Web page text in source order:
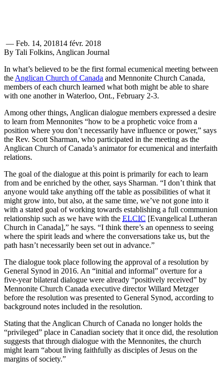
— Feb. 14, 201814 févr. 2018
By Tali Folkins, Anglican Journal
In what’s believed to be the first formal ecumenical meeting between
the Anglican Church of Canada and Mennonite Church Canada,
members of each church learned what both might be able to share
with one another in Waterloo, Ont., February 2-3.
Among other things, Anglican dialogue members expressed a desire
to learn from Mennonites “how to be a prophetic voice from a
position where you don’t necessarily have influence or power,” says
the Rev. Scott Sharman, who participated in the meeting as the
Anglican Church of Canada’s animator for ecumenical and interfaith
relations.
The goal of the dialogue at this point is primarily for each to learn
from and be enriched by the other, says Sharman. “I don’t think that
anyone would take anything off the table as possibilities of what it
might grow into, but also, at the same time, we’ve not gone into it
with a stated goal of working towards establishing a full communion
relationship such as we have with the ELCIC [Evangelical Lutheran
Church in Canada],” he says. “I think there’s an openness to seeing
where the spirit leads and where the conversations take us, but the
path hasn’t necessarily been set out in advance.”
The dialogue took place following the approval of a resolution by
General Synod in 2016. An “initial and informal” overture for a
five-year bilateral dialogue were already “positively received” by
Mennonite Church Canada executive director Willard Metzger
before the resolution was presented to General Synod, according to
background notes included in the resolution.
Stating that the Anglican Church of Canada no longer holds the
“privileged” place in Canadian society that it once did, the resolution
suggests that through dialogue with the Mennonites, the church
might learn “about living faithfully as disciples of Jesus on the
margins of society.”